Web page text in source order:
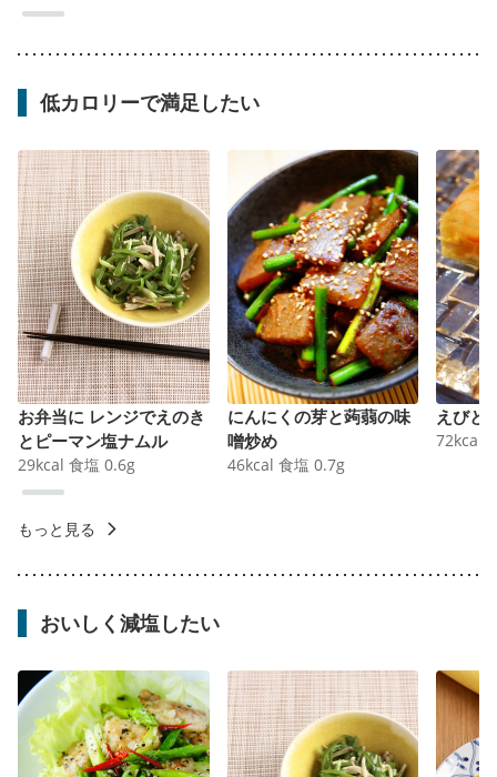
低カロリーで満足したい
お弁当に レンジでえのき
とピーマン塩ナムル
29kcal 食塩 0.6g
にんにくの芽と蒟蒻の味
噌炒め
46kcal 食塩 0.7g
えびと
72kcal
もっと見る
おいしく減塩したい